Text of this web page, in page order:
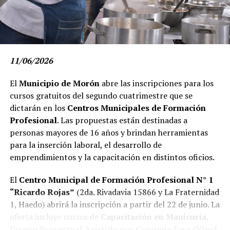
El sindicalista oriundo de la provincia de Santa Cruz
estuvo acompañado por todos los integrantes de la
Lista 2, entre otros, los candidatos a secretario adjunto,
Edgar Selarrallán; secretario tesorero, Leandro Nazarre;
secretario de organización, Hernán Codina; secretario
de interior y delegaciones, Fernando Ruiz; secretario de
afiliaciones, Matías Cabo; secretario de relaciones
institucionales, Julio Fuhr; secretaria de prensa, Natalia
11/06/2026
ElMunicipio de Morónabre las inscripciones para los
cursos gratuitos del segundo cuatrimestre que se
dictarán en losCentros Municipales de Formación
Profesional. Las propuestas están destinadas a
personas mayores de 16 años y brindan herramientas
para la inserción laboral, el desarrollo de
emprendimientos y la capacitación en distintos oficios.
El Centro Municipal de Formación Profesional N° 1
“Ricardo Rojas” (2da. Rivadavia 15866 y La Fraternidad
1, Haedo) abrirá la inscripción a partir del 22 de junio. La
oferta incluye cursos de Capacitación en Manicuría,